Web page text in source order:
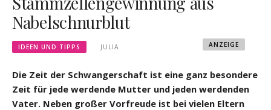
Nabelschnurblut
IDEEN UND TIPPS JULIA ANZEIGE
Die Zeit der Schwangerschaft ist eine ganz besondere
Zeit für jede werdende Mutter und jeden werdenden
Vater. Neben großer Vorfreude ist bei vielen Eltern